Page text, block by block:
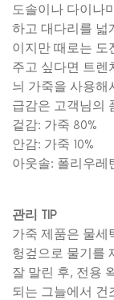
도솔이나 다이나
하고 대다리를 넓
이지만 때로는 도
주고 싶다면 트렌
늬 가죽을 사용해
급감은 고객님의
겉감: 가죽 80%
안감: 가죽 10%
아웃솔: 폴리우레
관리 TIP
가죽 제품은 물세
헝겊으로 물기를
잘 말린 후, 전용
되는 그늘에서 건